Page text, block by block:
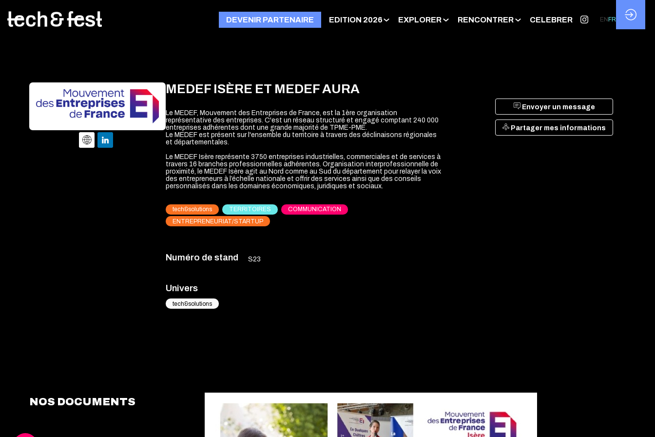
DEVENIR PARTENAIRE EDITION 2026 EXPLORER RENCONTRER CELEBRER EN FR
Envoyer un message
Partager mes informations
MEDEF ISÈRE ET MEDEF AURA
Le MEDEF, Mouvement des Entreprises de France, est la 1ère organisation
représentative des entreprises. C'est un réseau structuré et engagé comptant 240 000
entreprises adhérentes dont une grande majorité de TPME-PME.
Le MEDEF est présent sur l'ensemble du territoire à travers des déclinaisons régionales
et départementales.
Le MEDEF Isère représente 3750 entreprises industrielles, commerciales et de services à
travers 16 branches professionnelles adhérentes. Organisation interprofessionnelle de
proximité, le MEDEF Isère agit au Nord comme au Sud du département pour relayer la voix
des entrepreneurs à l’échelle nationale et offrir des services ainsi que des conseils
personnalisés dans les domaines économiques, juridiques et sociaux.
tech&solutions TERRITOIRES
COMMUNICATION
ENTREPRENEURIAT/STARTUP
Numéro de stand S23
Univers
tech&solutions
NOS DOCUMENTS